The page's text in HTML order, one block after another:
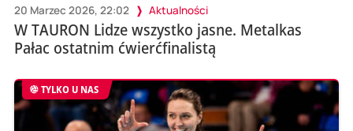
20 Marzec 2026, 22:02 Aktualności
W TAURON Lidze wszystko jasne. Metalkas
Pałac ostatnim ćwierćfinalistą
TYLKO U NAS